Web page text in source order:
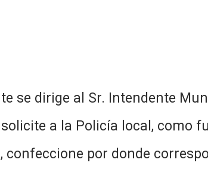
se dirige al Sr. Intendente
a la Policía local, como
por donde